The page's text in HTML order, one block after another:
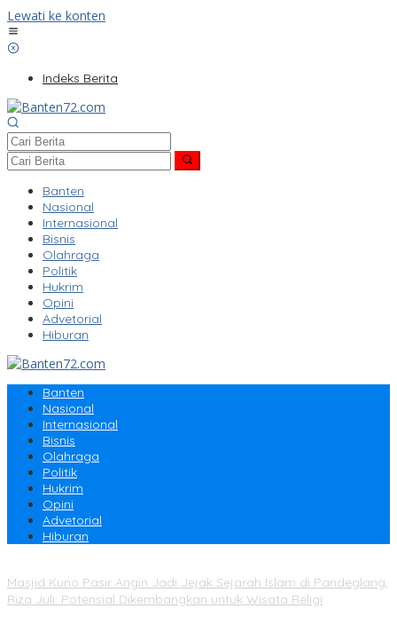
Lewati ke konten
Indeks Berita
Banten
Nasional
Internasional
Bisnis
Olahraga
Politik
Hukrim
Opini
Advetorial
Hiburan
Banten
Nasional
Internasional
Bisnis
Olahraga
Politik
Hukrim
Opini
Advetorial
Hiburan
Masjid Kuno Pasir Angin Jadi Jejak Sejarah Islam di Pandeglang,
Riza Juli: Potensial Dikembangkan untuk Wisata Religi